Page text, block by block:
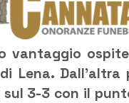
vantaggio
Lena.
3-3 con il